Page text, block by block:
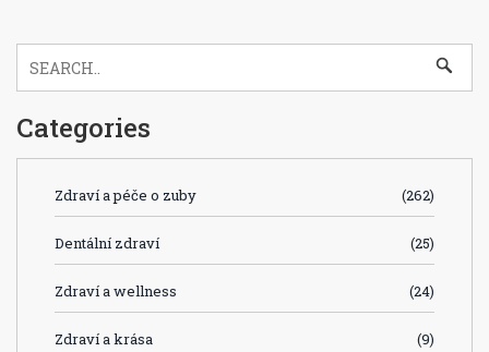
Categories
Zdraví a péče o zuby (262)
Dentální zdraví (25)
Zdraví a wellness (24)
Zdraví a krása (9)